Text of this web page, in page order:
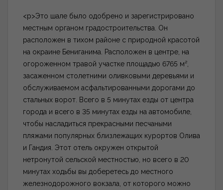
<p>Это шале было одобрено и зарегистрировано
местным органом градостроительства. Он
расположен в тихом районе с природной красотой
на окраине Бениганима. Расположен в центре, на
огороженном травой участке площадью 6765 м²,
засаженном столетними оливковыми деревьями и
обслуживаемом асфальтированными дорогами до
стальных ворот. Всего в 5 минутах езды от центра
города и всего в 35 минутах езды на автомобиле,
чтобы насладиться прекрасными песчаными
пляжами популярных близлежащих курортов Олива
и Гандия. Этот отель окружен открытой
нетронутой сельской местностью, но всего в 20
минутах ходьбы вы доберетесь до местного
железнодорожного вокзала, от которого можно